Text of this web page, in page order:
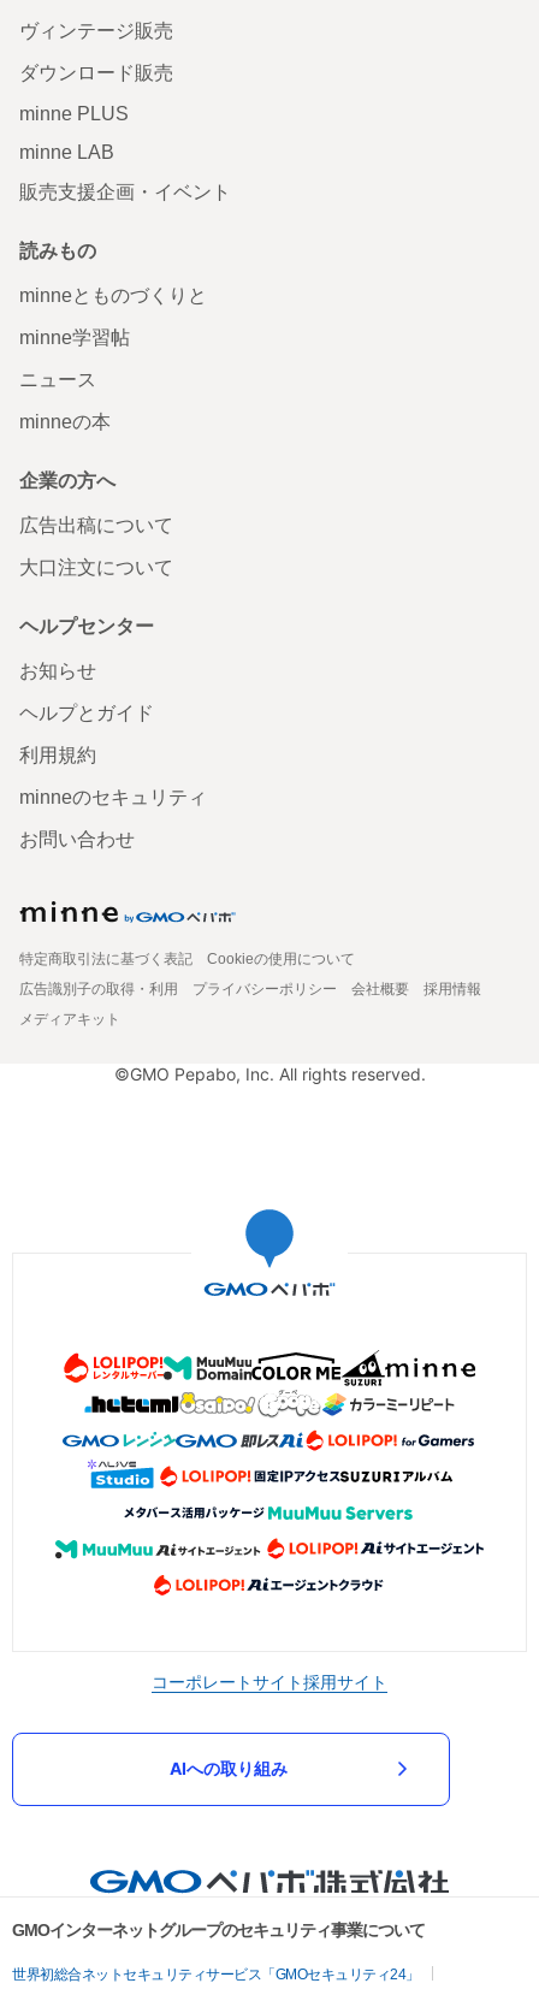
ヴィンテージ販売
ダウンロード販売
minne PLUS
minne LAB
販売支援企画・イベント
読みもの
minneとものづくりと
minne学習帖
ニュース
minneの本
企業の方へ
広告出稿について
大口注文について
ヘルプセンター
お知らせ
ヘルプとガイド
利用規約
minneのセキュリティ
お問い合わせ
特定商取引法に基づく表記
Cookieの使用について
広告識別子の取得・利用
プライバシーポリシー 会社概要
採用情報
メディアキット
©GMO Pepabo, Inc. All rights reserved.
コーポレートサイト採用サイト
AIへの取り組み
GMOインターネットグループのセキュリティ事業について
世界初総合ネットセキュリティサービス「GMOセキュリティ24」